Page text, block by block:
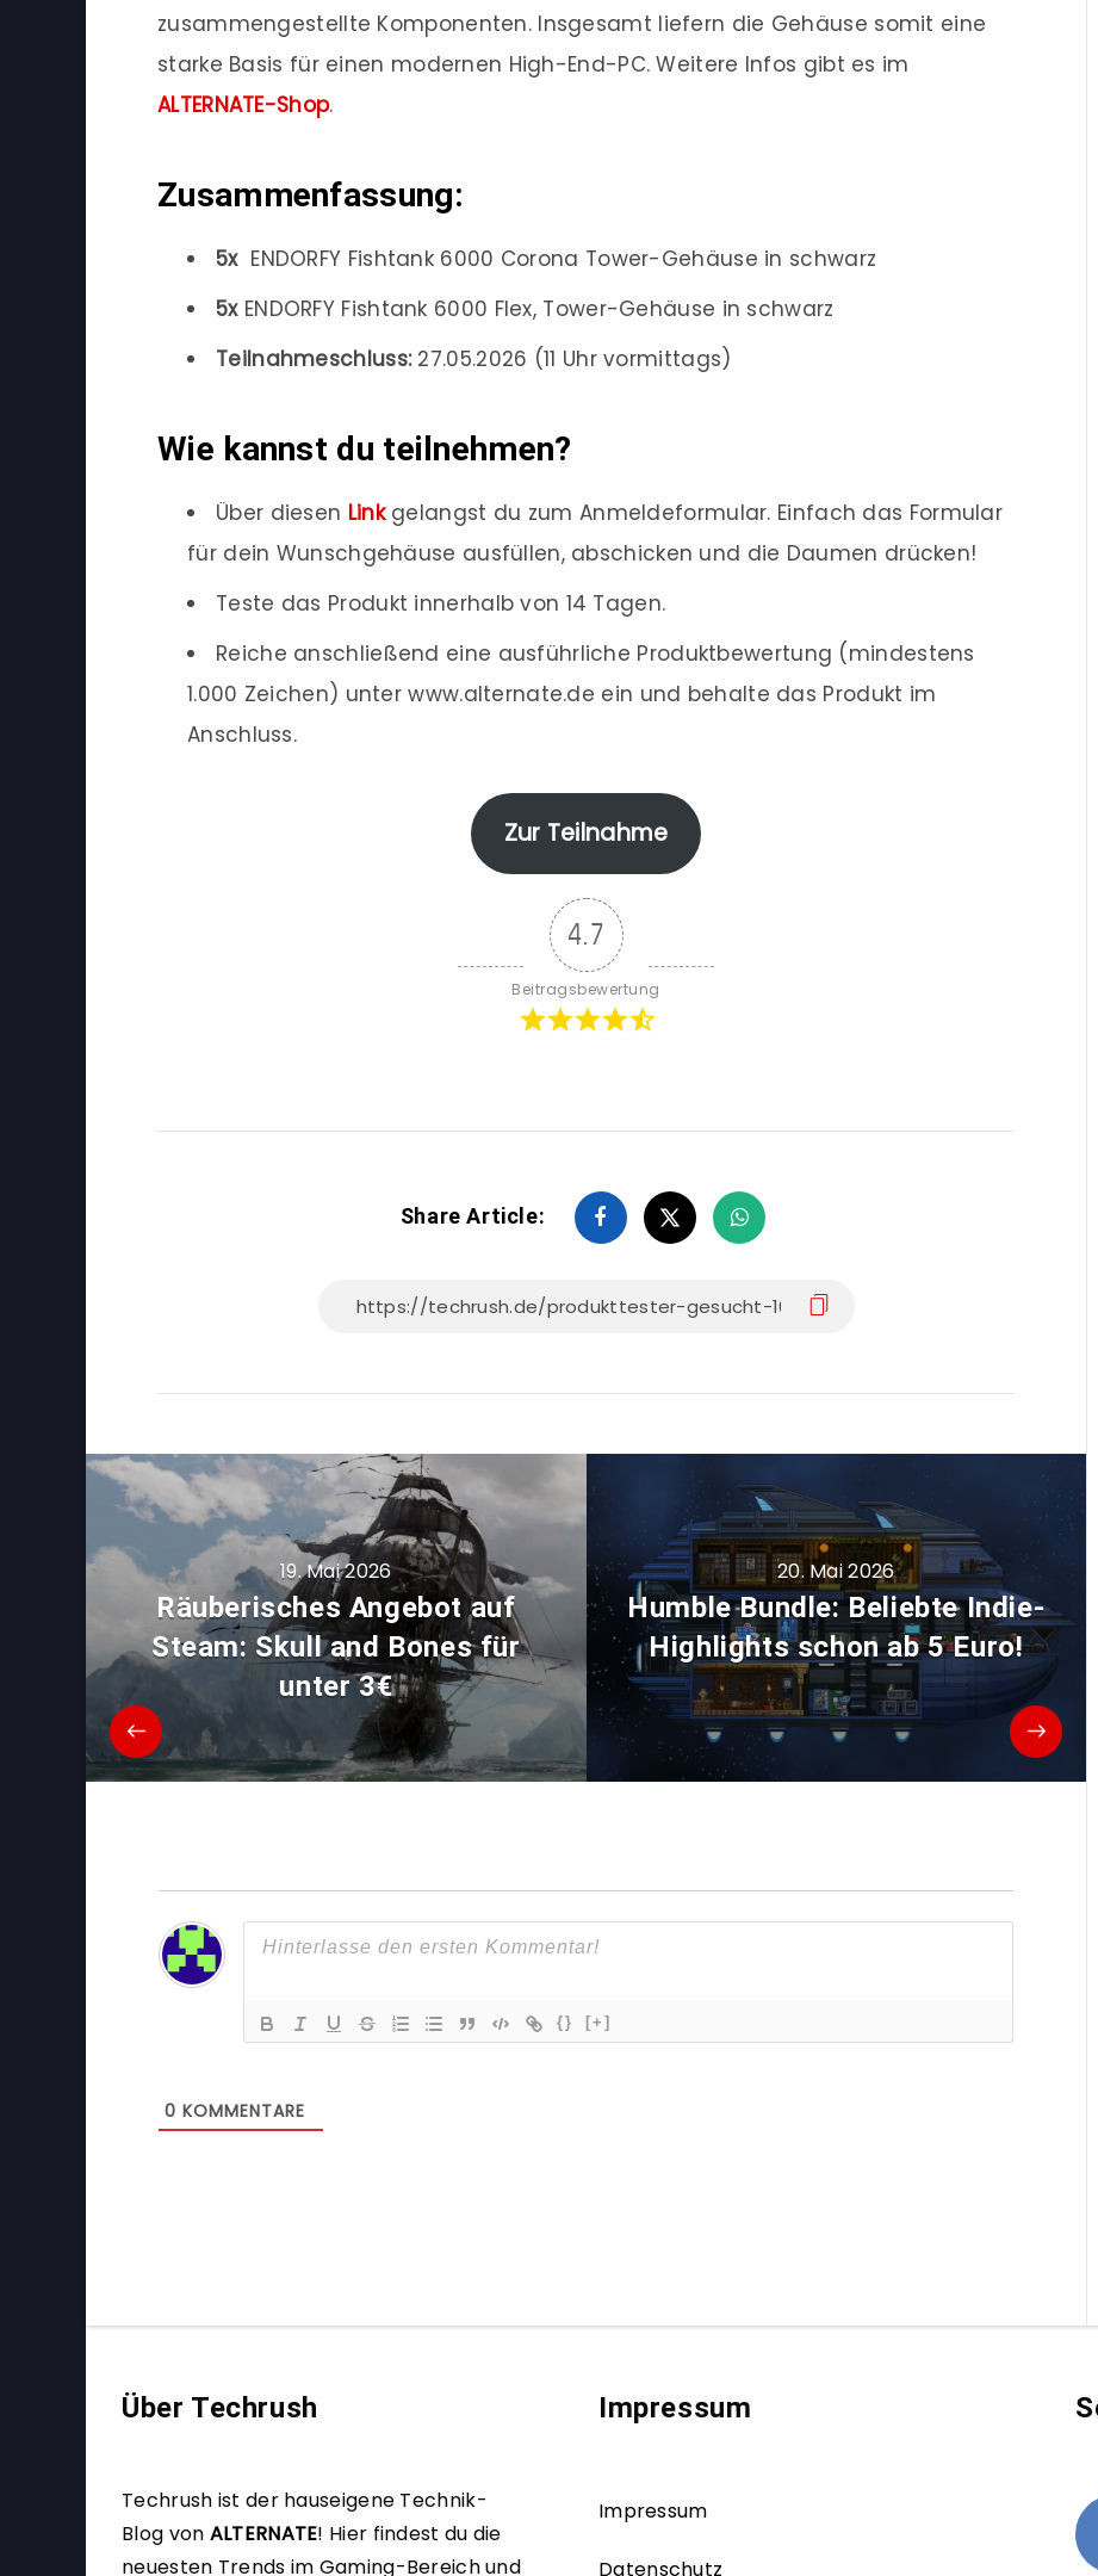
zusammengestellte Komponenten. Insgesamt liefern die Gehäuse somit eine
starke Basis für einen modernen High-End-PC. Weitere Infos gibt es im
ALTERNATE-Shop.
Zusammenfassung:
5xENDORFY Fishtank 6000 Corona Tower-Gehäuse in schwarz
5xENDORFY Fishtank 6000 Flex, Tower-Gehäuse in schwarz
Teilnahmeschluss:27.05.2026 (11 Uhr vormittags)
Wie kannst du teilnehmen?
Über diesen Linkgelangst du zum Anmeldeformular. Einfach das Formular
für dein Wunschgehäuse ausfüllen, abschicken und die Daumen drücken!
Teste das Produkt innerhalb von 14 Tagen.
Reiche anschließend eine ausführliche Produktbewertung (mindestens
1.000 Zeichen) unter www.alternate.de ein und behalte das Produkt im
Anschluss.
Zur Teilnahme
4.7
Beitragsbewertung
Share Article:
19. Mai 2026
Räuberisches Angebot auf
Steam: Skull and Bones für
unter 3€
20. Mai 2026
Humble Bundle: Beliebte Indie-
Highlights schon ab 5 Euro!
{} [+]
0 KOMMENTARE
Über Techrush
Techrush ist der hauseigene Technik-
Blog von ALTERNATE! Hier findest du die
neuesten Trends im Gaming-Bereich und
Impressum
Impressum
Datenschutz